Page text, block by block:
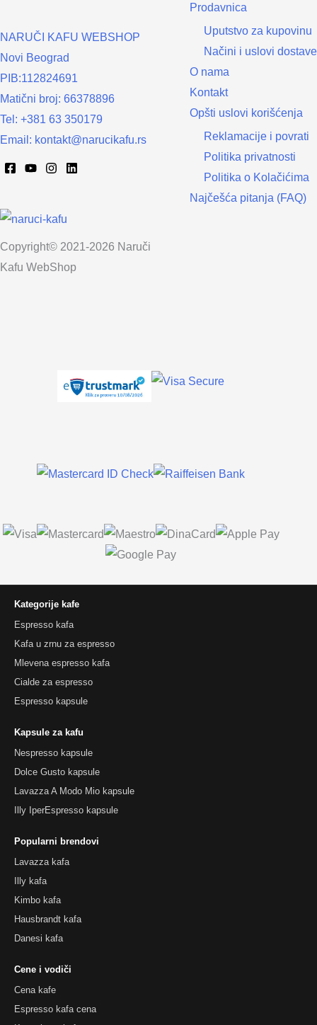
NARUČI KAFU WEBSHOP
Novi Beograd
PIB:112824691
Matični broj: 66378896
Tel: +381 63 350179
Email: kontakt@narucikafu.rs
Prodavnica
Uputstvo za kupovinu
Načini i uslovi dostave
O nama
Kontakt
Opšti uslovi korišćenja
Reklamacije i povrati
Politika privatnosti
Politika o Kolačićima
Najčešća pitanja (FAQ)
Copyright© 2021-2026 Naruči
Kafu WebShop
Kategorije kafe
Espresso kafa
Kafa u zrnu za espresso
Mlevena espresso kafa
Cialde za espresso
Espresso kapsule
Kapsule za kafu
Nespresso kapsule
Dolce Gusto kapsule
Lavazza A Modo Mio kapsule
Illy IperEspresso kapsule
Popularni brendovi
Lavazza kafa
Illy kafa
Kimbo kafa
Hausbrandt kafa
Danesi kafa
Cene i vodiči
Cena kafe
Espresso kafa cena